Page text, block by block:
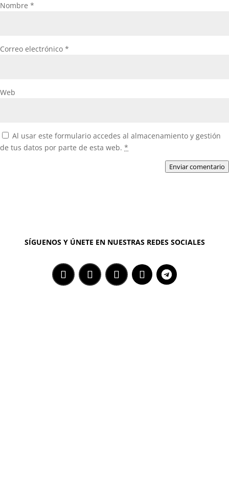
Nombre *
Correo electrónico *
Web
Al usar este formulario accedes al almacenamiento y gestión
de tus datos por parte de esta web. *
Enviar comentario
SÍGUENOS Y ÚNETE EN NUESTRAS REDES SOCIALES